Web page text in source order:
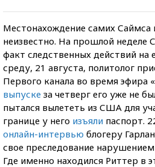
Местонахождение самих Саймса
неизвестно. На прошлой неделе
факт следственных действий на
среду, 21 августа, политолог
Первого канала во время эфира
выпуске за четверг его уже не
пытался вылететь из США для
границе у него изъяли паспорт.
онлайн-интервью блогеру
свое преследование
Где именно находился Риттер в